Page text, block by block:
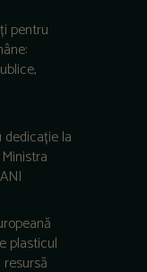
pentru
la
plasticul